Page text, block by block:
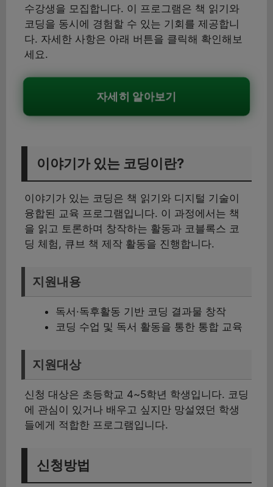
수강생을 모집합니다. 이 프로그램은 책 읽기와
코딩을 동시에 경험할 수 있는 기회를 제공합니
다. 자세한 사항은 아래 버튼을 클릭해 확인해보
세요.
자세히 알아보기
이야기가 있는 코딩이란?
이야기가 있는 코딩은 책 읽기와 디지털 기술이
융합된 교육 프로그램입니다. 이 과정에서는 책
을 읽고 토론하며 창작하는 활동과 코블록스 코
딩 체험, 큐브 책 제작 활동을 진행합니다.
지원내용
독서·독후활동 기반 코딩 결과물 창작
코딩 수업 및 독서 활동을 통한 통합 교육
지원대상
신청 대상은 초등학교 4~5학년 학생입니다. 코딩
에 관심이 있거나 배우고 싶지만 망설였던 학생
들에게 적합한 프로그램입니다.
신청방법